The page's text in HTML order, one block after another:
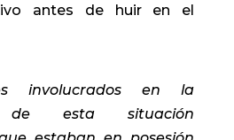
antes de huir en el
involucrados en la
de esta situación